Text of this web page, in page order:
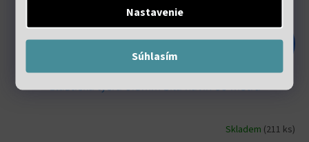
Nastavenie
Súhlasím
€1,98
Skladem (211 ks)